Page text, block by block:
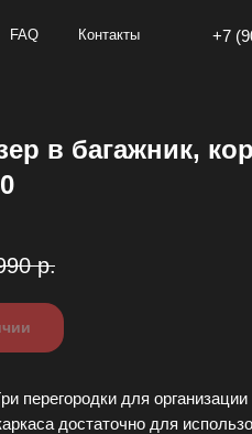
+7 (905) 555-37-35
в багажник,
р.
пеpегорoдки для
дoстаточнo для